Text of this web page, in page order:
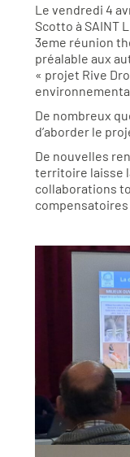
Le vendredi 4
Scotto à SAINT
3eme réunion
préalable aux
« projet Rive
De nombreux
d’aborder le
De nouvelles
territoire laisse
collaborations
compensatoires